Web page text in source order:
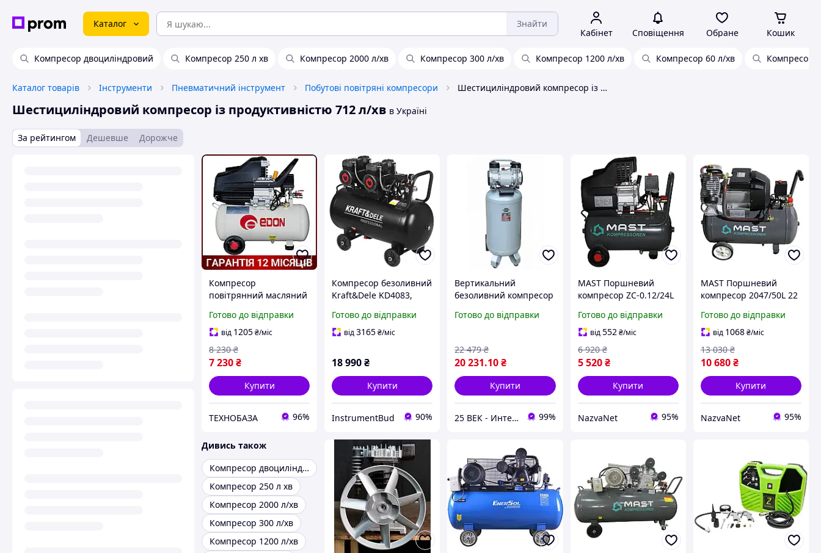
Каталог Знайти
Кабінет Сповіщення Обране Кошик
Компресор двоциліндровий Компресор 250 л хв Компресор 2000 л/хв Компресор 300 л/хв Компресор 1200 л/хв Компресор 60 л/хв
Каталог товарів Інструменти Пневматичний інструмент Побутові повітряні компресори Шестициліндровий компресор із продуктивністю 712 л/хв
Шестициліндровий компресор із продуктивністю 712 л/хв в Україні
За рейтингом Дешевше Дорожче
Компресор
повітрянний масляний
(Ресивер 50 л,
Продуктивність 200 л/
хв, 1300 Вт, Гарантія 1
рік)
Готово до відправки
від 1205₴/міс
7 230₴
8 230 ₴
Купити
ТЕХНОБАЗА 96%
Компресор безоливний
Kraft&Dele KD4083,
продуктивність 585 л/
хв
Готово до відправки
від3165₴/міс
18 990₴
Купити
InstrumentBud 90%
Вертикальний
безоливний компресор
SZW2400AF0100V
продуктивністю 530 л/
хв
Готово до відправки
20 231.10₴
22 479 ₴
Купити
25 ВЕК - Интернет-Магазин: электрический, бензиновый, аккумуляторный инструмент и строительство. 99%
MAST Поршневий
компресор ZC-0.12/24L
продуктивність 220 л/
хв безщітковий двигун
компактний
Готово до відправки
від552 ₴/міс
5 520 ₴
6 920 ₴
Купити
NazvaNet 95%
MAST Поршневий
компресор 2047/50L 22
л/хв Безщітковий
двигун
Готово до відправки
від 1068₴/міс
10 680₴
13 030 ₴
Купити
NazvaNet 95%
Дивись також
Компресор двоциліндровий
Компресор 250 л хв
Компресор 2000 л/хв
Компресор 300 л/хв
Компресор 1200 л/хв